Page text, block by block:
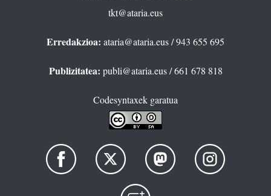
tkt@ataria.eus
Erredakzioa: ataria@ataria.eus/ 943 655 695
Publizitatea: publi@ataria.eus/ 661 678 818
Codesyntaxek garatua